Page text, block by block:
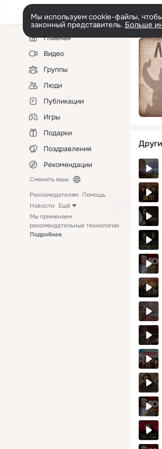
Мы используем cookie-файлы,
законный представитель. Больше
Левая
колонкаГлавная
Видео
Группы
Люди
Публикации
Игры
Подарки
Поздравления
Рекомендации
Сменить язык
Рекламодателям Помощь
Новости Ещё
Мы применяем
рекомендательные технологии
Подробнее